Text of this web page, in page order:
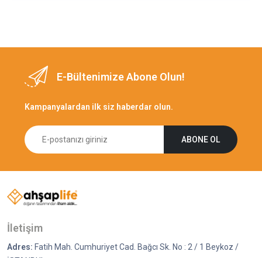
E-Bültenimize Abone Olun!
Kampanyalardan ilk siz haberdar olun.
ABONE OL
İletişim
Adres: Fatih Mah. Cumhuriyet Cad. Bağcı Sk. No : 2 / 1 Beykoz /